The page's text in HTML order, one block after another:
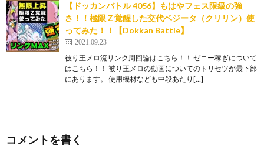
【ドッカンバトル 4056】もはやフェス限級の強
さ！！極限Ｚ覚醒した交代ベジータ（クリリン）使
ってみた！！【Dokkan Battle】
2021.09.23
被り王メロ流リンク周回論はこちら！！ ゼニー稼ぎについて
はこちら！！ 被り王メロの動画についてのトリセツが最下部
にあります。 使用機材なども中段あたり[…]
コメントを書く